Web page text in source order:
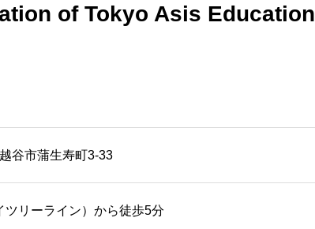
of Tokyo Asis Education
谷市蒲生寿町3-33
ツリーライン）から徒歩5分